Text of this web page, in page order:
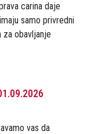
carina daje
samo privredni
obavljanje
vas da